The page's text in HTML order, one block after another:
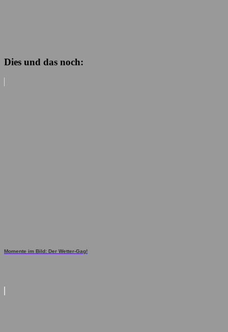
Dies und das noch:
Momente im Bild: Der Wetter-Gag!